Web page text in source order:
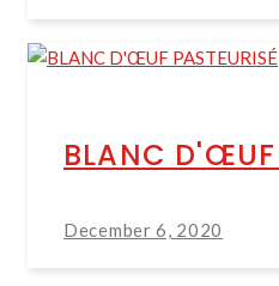
BLANC D'ŒUF
December 6, 2020